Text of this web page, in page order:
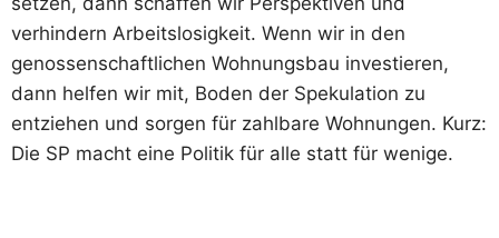
verhindern Arbeitslosigkeit. Wenn wir in den
genossenschaftlichen Wohnungsbau investieren,
dann helfen wir mit, Boden der Spekulation zu
entziehen und sorgen für zahlbare Wohnungen. Kurz:
Die SP macht eine Politik für alle statt für wenige.